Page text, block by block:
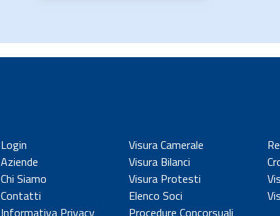
Login
Aziende
Chi Siamo
Contatti
Visura Camerale
Visura Bilanci
Visura Protesti
Elenco Soci